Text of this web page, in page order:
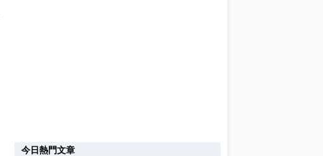
今日熱門文章